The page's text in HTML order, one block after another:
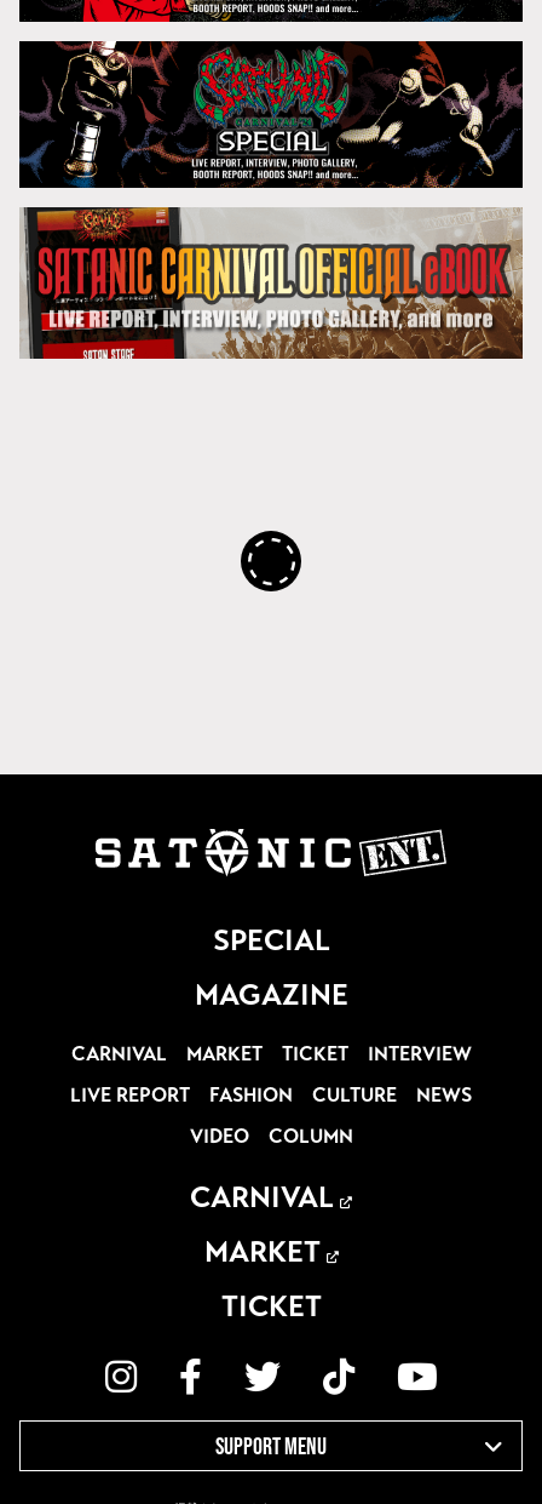
SPECIAL
MAGAZINE
CARNIVAL MARKET TICKET
INTERVIEW
LIVE REPORT
FASHION CULTURE
NEWS
VIDEO
COLUMN
CARNIVAL
MARKET
TICKET
SUPPORT MENU